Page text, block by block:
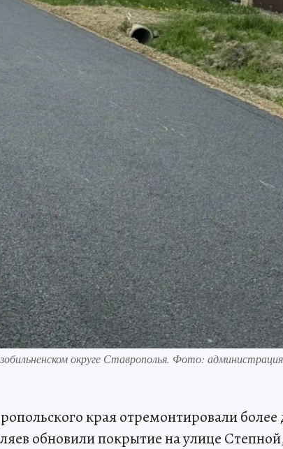
округе Ставрополья. Фото: администрация
края отремонтировали более
обновили покрытие на улице